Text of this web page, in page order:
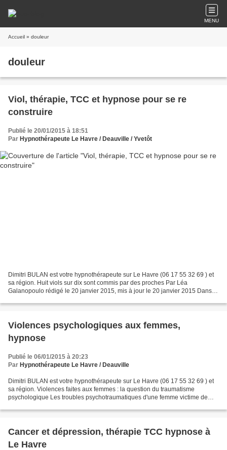
MENU
Accueil » douleur
douleur
Viol, thérapie, TCC et hypnose pour se re
construire
Publié le 20/01/2015 à 18:51
Par Hypnothérapeute Le Havre / Deauville / Yvetôt
Dimitri BULAN est votre hypnothérapeute sur Le Havre (06 17 55 32 69 ) et
sa région. Huit viols sur dix sont commis par des proches Par Léa
Galanopoulo rédigé le 20 janvier 2015, mis à jour le 20 janvier 2015 Dans
Violences psychologiques aux femmes,
hypnose
Publié le 06/01/2015 à 20:23
Par Hypnothérapeute Le Havre / Deauville
Dimitri BULAN est votre hypnothérapeute sur Le Havre (06 17 55 32 69 ) et
sa région. Violences faites aux femmes : la question du traumatisme
psychologique Les troubles psychotraumatiques d'une femme victime de
Cancer et dépression, thérapie TCC hypnose à
Le Havre